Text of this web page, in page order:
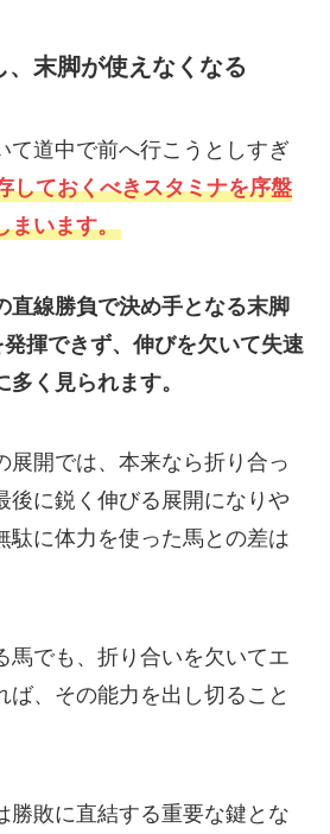
、末脚が使えなくなる
て道中で前へ行こうとしすぎ
しておくべきスタミナを序盤
まいます。
直線勝負で決め手となる末脚
揮できず、伸びを欠いて失速
く見られます。
展開では、本来なら折り合っ
後に鋭く伸びる展開になりや
駄に体力を使った馬との差は
馬でも、折り合いを欠いてエ
ば、その能力を出し切ること
勝敗に直結する重要な鍵とな